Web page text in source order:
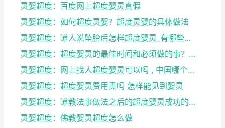
灵婴超度：百度网上超度婴灵真假
灵婴超度：如何超度灵婴？超度灵婴的具体做法
灵婴超度：道人说坠胎后怎样超度婴灵_有哪些方法可
灵婴超度：超度婴灵的最佳时间和必须做的事？婴灵超度...
灵婴超度：网上找人超度婴灵可以吗 , 中国哪个寺庙...
灵婴超度：超度婴灵费用贵吗 怎样能见到婴灵
灵婴超度：道教法事做法之后的超度婴灵成功的征兆
灵婴超度：佛教婴灵超度怎么做